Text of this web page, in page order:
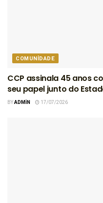
COMUNIDADE
CCP assinala 45 anos
seu papel junto do
BYADMIN 17/07/2026